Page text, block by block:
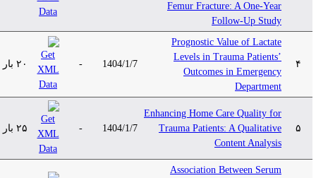
Femur Fracture: A One-Year
Follow-Up Study
Prognostic Value of Lactate
Levels in Trauma Patients’
Outcomes in Emergency
Department
1404/1/7 ۲۰ بار
Enhancing Home Care Quality for
Trauma Patients: A Qualitative
Content Analysis
1404/1/7 ۲۵ بار
Association Between Serum